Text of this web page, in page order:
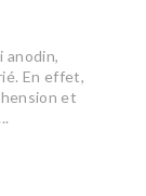
anodin,
En effet,
et